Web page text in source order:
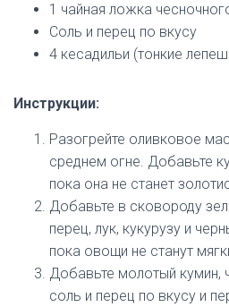
1 чайная ложка
Соль и перец по вкусу
4 кесадильи (тонкие
Инструкции:
Разогрейте оливковое
среднем огне. Добавьте
пока она не станет
Добавьте в сковороду
перец, лук, кукурузу и
пока овощи не станут
Добавьте молотый кумин,
соль и перец по вкусу и